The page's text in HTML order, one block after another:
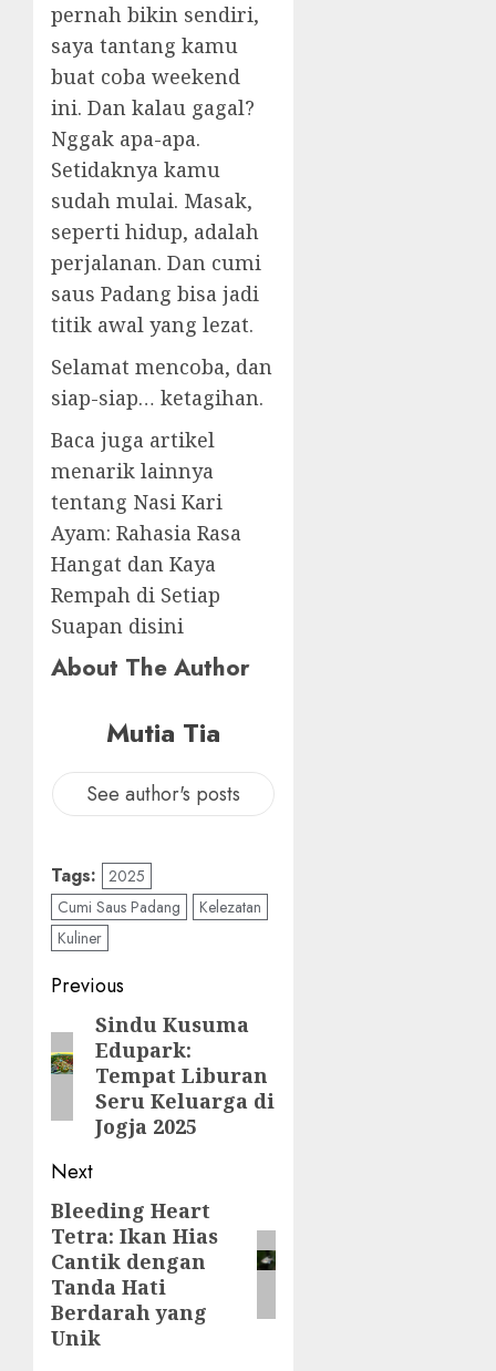
pernah bikin sendiri,
saya tantang kamu
buat coba weekend
ini. Dan kalau gagal?
Nggak apa-apa.
Setidaknya kamu
sudah mulai. Masak,
seperti hidup, adalah
perjalanan. Dan cumi
saus Padang bisa jadi
titik awal yang lezat.
Selamat mencoba, dan
siap-siap… ketagihan.
Baca juga artikel
menarik lainnya
tentang Nasi Kari
Ayam: Rahasia Rasa
Hangat dan Kaya
Rempah di Setiap
Suapan disini
About The Author
Mutia Tia
See author's posts
Tags: 2025
Cumi Saus Padang
Kelezatan
Kuliner
Post
navigation
Previous
Previous
post:
Sindu Kusuma
Edupark:
Tempat Liburan
Seru Keluarga di
Jogja 2025
Next
Next
post:
Bleeding Heart
Tetra: Ikan Hias
Cantik dengan
Tanda Hati
Berdarah yang
Unik